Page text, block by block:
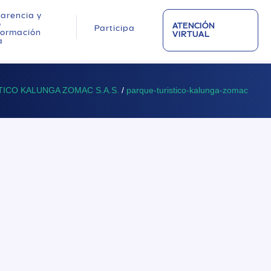
y
Participa
ATENCIÓN
VIRTUAL
KALUNGA ZOMAC S.A.S. / parque-turistico-kalunga-zomac